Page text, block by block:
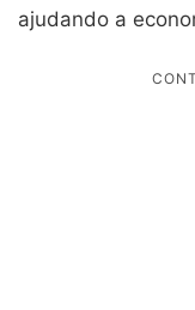
ajudando a